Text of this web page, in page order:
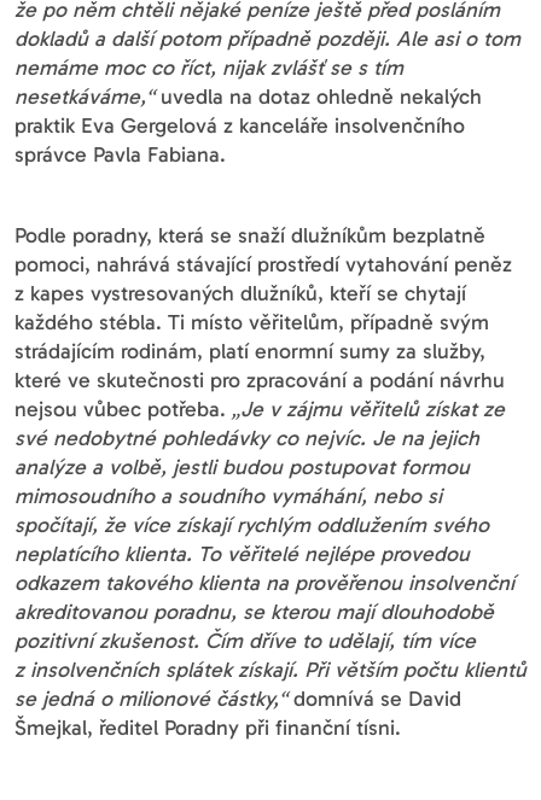
že po něm chtěli nějaké peníze ještě před posláním
dokladů a další potom případně později. Ale asi o tom
nemáme moc co říct, nijak zvlášť se s tím
nesetkáváme,“uvedla na dotaz ohledně nekalých
praktik Eva Gergelová z kanceláře insolvenčního
správce Pavla Fabiana.
Podle poradny, která se snaží dlužníkům bezplatně
pomoci, nahrává stávající prostředí vytahování peněz
z kapes vystresovaných dlužníků, kteří se chytají
každého stébla. Ti místo věřitelům, případně svým
strádajícím rodinám, platí enormní sumy za služby,
které ve skutečnosti pro zpracování a podání návrhu
nejsou vůbec potřeba. „Je v zájmu věřitelů získat ze
své nedobytné pohledávky co nejvíc. Je na jejich
analýze a volbě, jestli budou postupovat formou
mimosoudního a soudního vymáhání, nebo si
spočítají, že více získají rychlým oddlužením svého
neplatícího klienta. To věřitelé nejlépe provedou
odkazem takového klienta na prověřenou insolvenční
akreditovanou poradnu, se kterou mají dlouhodobě
pozitivní zkušenost. Čím dříve to udělají, tím více
z insolvenčních splátek získají. Při větším počtu klientů
se jedná o milionové částky,“domnívá se David
Šmejkal, ředitel Poradny při finanční tísni.